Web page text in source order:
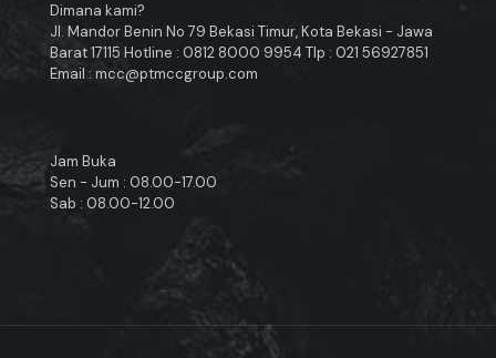
Dimana kami?
Jl. Mandor Benin No 79 Bekasi Timur, Kota Bekasi - Jawa
Barat 17115 Hotline : 0812 8000 9954 Tlp : 021 56927851
Email : mcc@ptmccgroup.com
Jam Buka
Sen - Jum : 08.00-17.00
Sab : 08.00-12.00